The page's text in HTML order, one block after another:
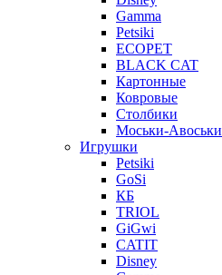
Gamma
Petsiki
ECOPET
BLACK CAT
Картонные
Ковровые
Столбики
Моськи-Авоськи
Игрушки
Petsiki
GoSi
КБ
TRIOL
GiGwi
CATIT
Disney